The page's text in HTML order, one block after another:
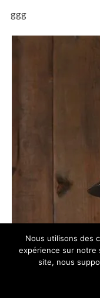
ggg
Nous utilisons des
expérience sur notre
site, nous